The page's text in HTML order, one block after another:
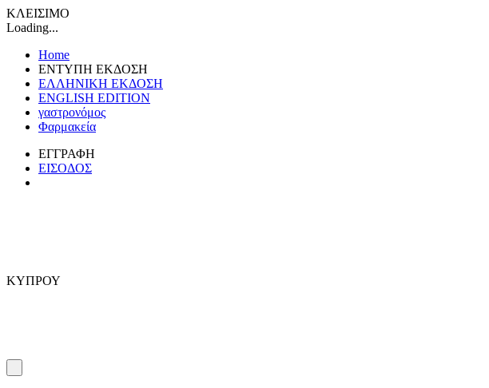
ΚΛΕΙΣΙΜΟ
Loading...
Home
ΕΝΤΥΠΗ ΕΚΔΟΣΗ
ΕΛΛΗΝΙΚΗ ΕΚΔΟΣΗ
ENGLISH EDITION
γαστρονόμος
Φαρμακεία
ΕΓΓΡΑΦΗ
ΕΙΣΟΔΟΣ
ΚΥΠΡΟΥ